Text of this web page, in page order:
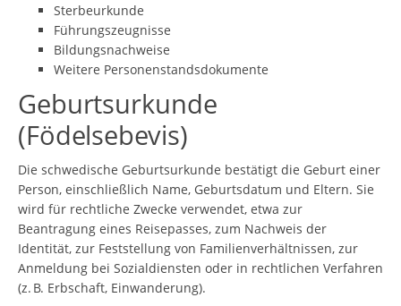
Sterbeurkunde
Führungszeugnisse
Bildungsnachweise
Weitere Personenstandsdokumente
Geburtsurkunde
(Födelsebevis)
Die schwedische Geburtsurkunde bestätigt die Geburt einer
Person, einschließlich Name, Geburtsdatum und Eltern. Sie
wird für rechtliche Zwecke verwendet, etwa zur
Beantragung eines Reisepasses, zum Nachweis der
Identität, zur Feststellung von Familienverhältnissen, zur
Anmeldung bei Sozialdiensten oder in rechtlichen Verfahren
(z. B. Erbschaft, Einwanderung).